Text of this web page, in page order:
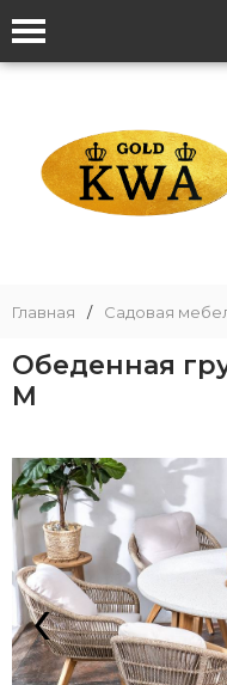
Главная / Садовая
Обеденная
M
‹